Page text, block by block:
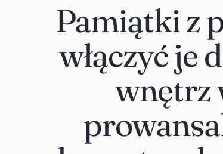
Pamiątki z
włączyć je
wnętrz